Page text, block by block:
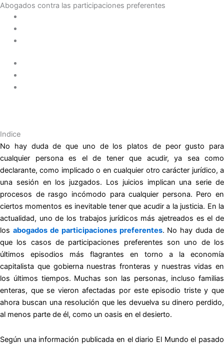
Abogados contra las participaciones preferentes
Indice
No hay duda de que uno de los platos de peor gusto para
cualquier persona es el de tener que acudir, ya sea como
declarante, como implicado o en cualquier otro carácter jurídico, a
una sesión en los juzgados. Los juicios implican una serie de
procesos de rasgo incómodo para cualquier persona. Pero en
ciertos momentos es inevitable tener que acudir a la justicia. En la
actualidad, uno de los trabajos jurídicos más ajetreados es el de
los abogados de participaciones preferentes. No hay duda de
que los casos de participaciones preferentes son uno de los
últimos episodios más flagrantes en torno a la economía
capitalista que gobierna nuestras fronteras y nuestras vidas en
los últimos tiempos. Muchas son las personas, incluso familias
enteras, que se vieron afectadas por este episodio triste y que
ahora buscan una resolución que les devuelva su dinero perdido,
al menos parte de él, como un oasis en el desierto.
Según una información publicada en el diario El Mundo el pasado